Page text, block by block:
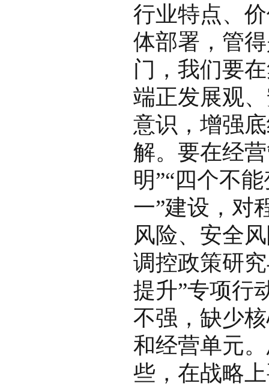
行业特点、
体部署，管
门，我们要
端正发展观
意识，增强
解。要在经
明”“四个不
一”建设，对
风险、安全
调控政策研
提升”专项行
不强，缺少
和经营单元
些，在战略